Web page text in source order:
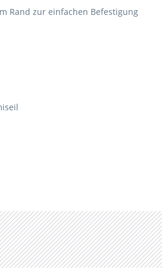
Rand zur einfachen Befestigung